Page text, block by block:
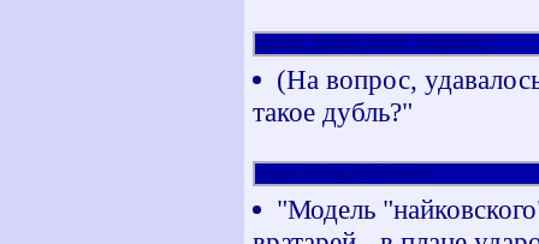
Динамо_Дрезден (Belfast, Хабаровск)
(На вопрос,
такое дубль?"
Чарльтон (bagroid, Обнинск)
"Модель